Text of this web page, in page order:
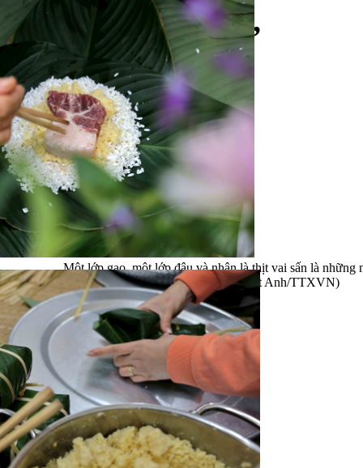
Gói bánh chưng,
bánh tét
Một lớp gạo, một lớp đậu và nhân là thịt vai sấn là những
bản của chiếc bánh chưng. (Ảnh: Nhật Anh/TTXVN)